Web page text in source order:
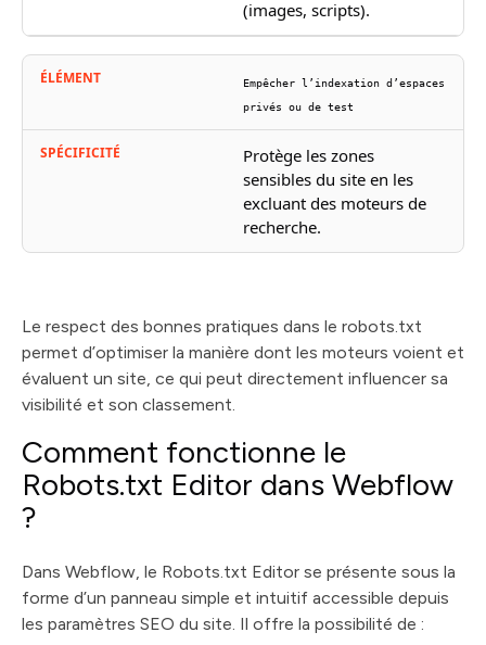
(images, scripts).
Empêcher l’indexation d’espaces
privés ou de test
Protège les zones
sensibles du site en les
excluant des moteurs de
recherche.
Le respect des bonnes pratiques dans le robots.txt
permet d’optimiser la manière dont les moteurs voient et
évaluent un site, ce qui peut directement influencer sa
visibilité et son classement.
Comment fonctionne le
Robots.txt Editor dans Webflow
?
Dans Webflow, le Robots.txt Editor se présente sous la
forme d’un panneau simple et intuitif accessible depuis
les paramètres SEO du site. Il offre la possibilité de :